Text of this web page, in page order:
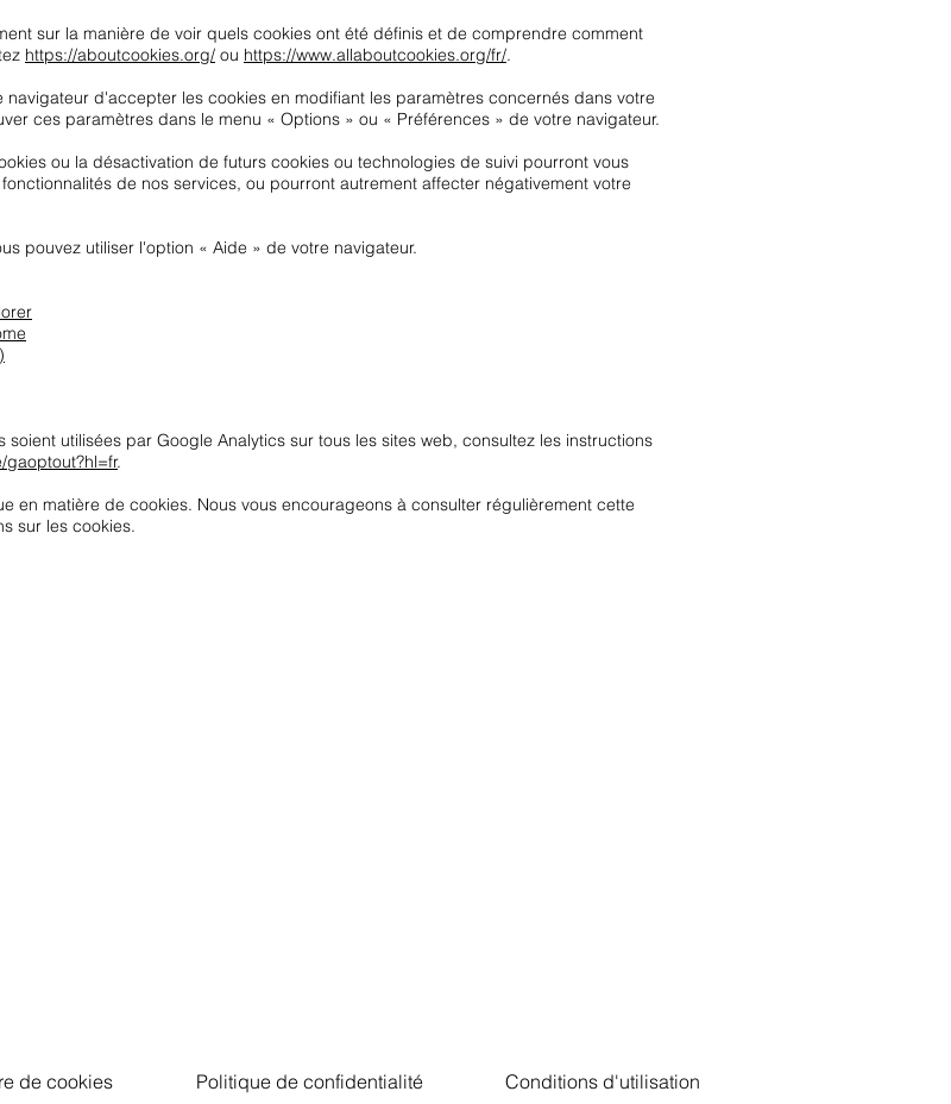
sur la manière de voir quels cookies ont été définis et de comprendre comment
https://aboutcookies.org/ ou https://www.allaboutcookies.org/fr/.
d'accepter les cookies en modifiant les paramètres concernés dans votre
ces paramètres dans le menu « Options » ou « Préférences » de votre navigateur.
ou la désactivation de futurs cookies ou technologies de suivi pourront vous
de nos services, ou pourront autrement affecter négativement votre
pouvez utiliser l'option « Aide » de votre navigateur.
utilisées par Google Analytics sur tous les sites web, consultez les instructions
.
en matière de cookies. Nous vous encourageons à consulter régulièrement cette
sur les cookies.
de cookies Politique de confidentialité Conditions d'utilisation